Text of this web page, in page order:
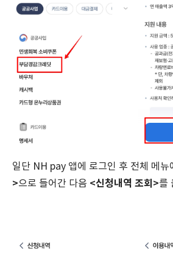
일단 NH pay 앱에 로그인 후 전체 메뉴
>으로 들어간 다음 <신청내역 조회>를